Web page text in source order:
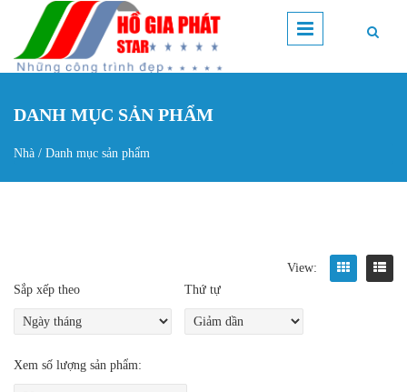
Nhảy đến nội dung
DANH MỤC SẢN PHẨM
Nhà / Danh mục sản phẩm
View:
Sắp xếp theo
Thứ tự
Xem số lượng sản phẩm: